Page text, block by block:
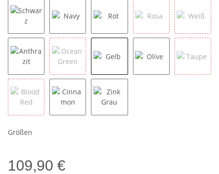
Schwarz Navy Rot Rosa Weiß
Anthrazit Ocean GreenGelb
Größen
109,90 €